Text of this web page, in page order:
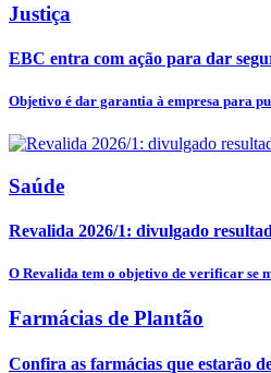
Justiça
EBC entra com ação para dar
Objetivo é dar garantia à empresa para
Saúde
Revalida 2026/1: divulgado
O Revalida tem o objetivo de verificar se
Farmácias de Plantão
Confira as farmácias que estarão